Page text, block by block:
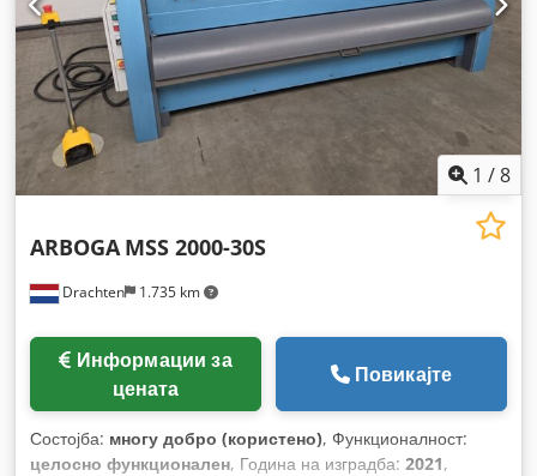
1 /8
Drachten 1.735 km
ARBOGA MSS 2000-30S
цената
Повикајте
Состојба: многу добро (користено), Функционалност:
целосно функционален, Година на изградба: 2021,